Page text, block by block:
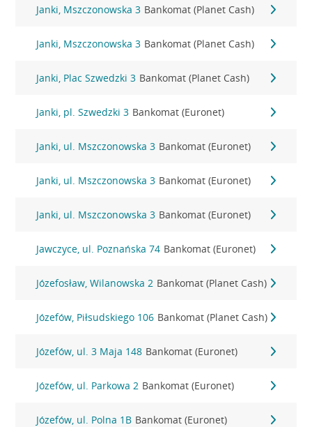
Janki, Mszczonowska 3 Bankomat (Planet Cash)
Janki, Mszczonowska 3 Bankomat (Planet Cash)
Janki, Plac Szwedzki 3 Bankomat (Planet Cash)
Janki, pl. Szwedzki 3 Bankomat (Euronet)
Janki, ul. Mszczonowska 3 Bankomat (Euronet)
Janki, ul. Mszczonowska 3 Bankomat (Euronet)
Janki, ul. Mszczonowska 3 Bankomat (Euronet)
Jawczyce, ul. Poznańska 74 Bankomat (Euronet)
Józefosław, Wilanowska 2 Bankomat (Planet Cash)
Józefów, Piłsudskiego 106 Bankomat (Planet Cash)
Józefów, ul. 3 Maja 148 Bankomat (Euronet)
Józefów, ul. Parkowa 2 Bankomat (Euronet)
Józefów, ul. Polna 1B Bankomat (Euronet)